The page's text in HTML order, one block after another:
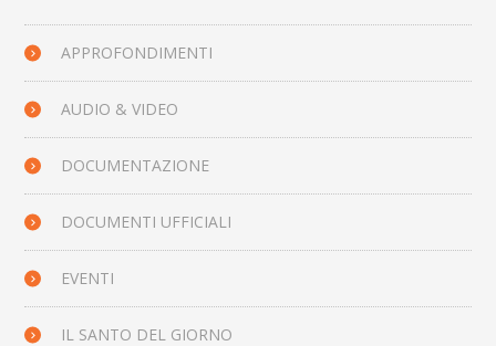
APPROFONDIMENTI
AUDIO & VIDEO
DOCUMENTAZIONE
DOCUMENTI UFFICIALI
EVENTI
IL SANTO DEL GIORNO